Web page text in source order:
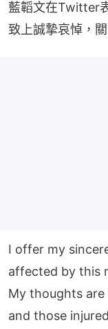
藍韜文在Twitter
致上誠摯哀悼，
I offer my
affected by this
My thoughts
and those